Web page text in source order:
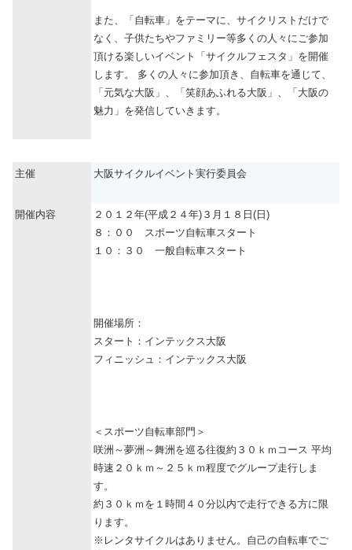
また、「自転車」をテーマに、サイクリストだけで
なく、子供たちやファミリー等多くの人々にご参加
頂ける楽しいイベント「サイクルフェスタ」を開催
します。 多くの人々に参加頂き、自転車を通じて、
「元気な大阪」、「笑顔あふれる大阪」、「大阪の
魅力」を発信していきます。
主催 大阪サイクルイベント実行委員会
開催内容
２０１２年(平成２４年)３月１８日(日)
８：００ スポーツ自転車スタート
１０：３０ 一般自転車スタート
開催場所：
スタート：インテックス大阪
フィニッシュ：インテックス大阪
＜スポーツ自転車部門＞
咲洲～夢洲～舞洲を巡る往復約３０ｋｍコース 平均
時速２０ｋｍ～２５ｋｍ程度でグループ走行しま
す。
約３０ｋｍを１時間４０分以内で走行できる方に限
ります。
※レンタサイクルはありません。自己の自転車でご